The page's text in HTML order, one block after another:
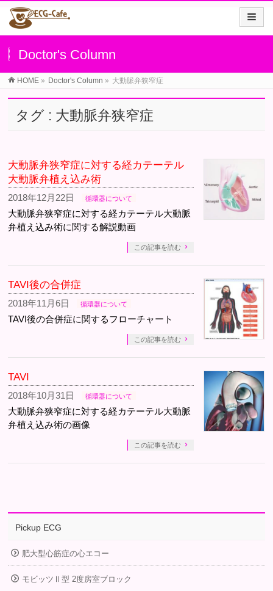
Doctor's Column
HOME » Doctor's Column » 大動脈弁狭窄症
タグ : 大動脈弁狭窄症
大動脈弁狭窄症に対する経カテーテル
大動脈弁植え込み術
2018年12月22日 循環器について
大動脈弁狭窄症に対する経カテーテル大動脈
弁植え込み術に関する解説動画
この記事を読む
TAVI後の合併症
2018年11月6日 循環器について
TAVI後の合併症に関するフローチャート
この記事を読む
TAVI
2018年10月31日 循環器について
大動脈弁狭窄症に対する経カテーテル大動脈
弁植え込み術の画像
この記事を読む
Pickup ECG
肥大型心筋症の心エコー
モビッツⅡ型 2度房室ブロック